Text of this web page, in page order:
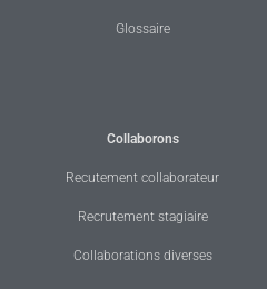
Glossaire
Collaborons
Recutement collaborateur
Recrutement stagiaire
Collaborations diverses